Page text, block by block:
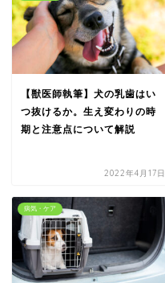
【獣医師執筆】犬の乳歯はい
つ抜けるか。生え変わりの時
期と注意点について解説
2022年4月17日
病気・ケア